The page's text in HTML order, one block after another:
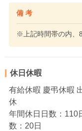
備 考
※上記時間帯の内、
休日休暇
有給休暇 慶弔休暇
休
年間休日日数：110
数：20日